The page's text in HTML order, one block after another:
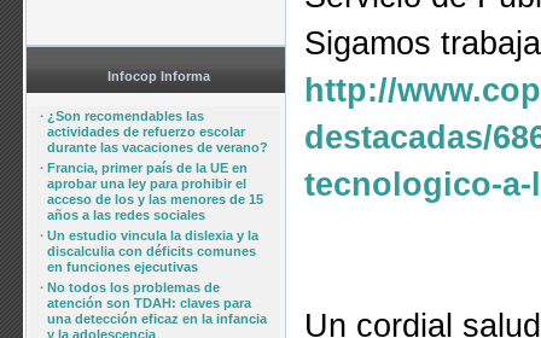
Infocop Informa
· ¿Son recomendables las
actividades de refuerzo escolar
durante las vacaciones de verano?
· Francia, primer país de la UE en
aprobar una ley para prohibir el
acceso de los y las menores de 15
años a las redes sociales
· Un estudio vincula la dislexia y la
discalculia con déficits comunes
en funciones ejecutivas
· No todos los problemas de
atención son TDAH: claves para
una detección eficaz en la infancia
y la adolescencia
Sigamos
http://
destacadas/
tecnologico-
Un cordial